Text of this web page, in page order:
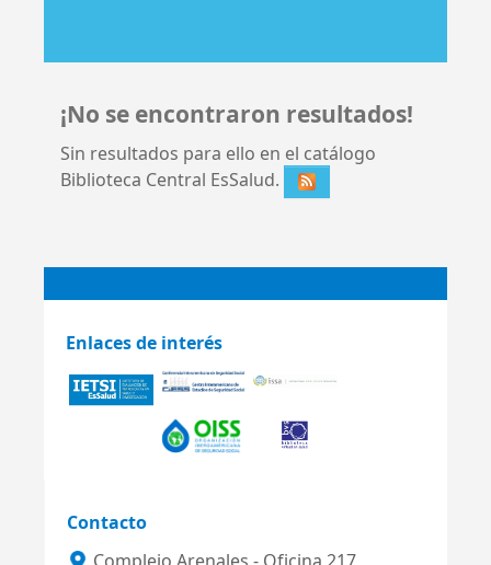
¡No se encontraron resultados!
Sin resultados para ello en el catálogo
Biblioteca Central EsSalud.
Enlaces de interés
Contacto